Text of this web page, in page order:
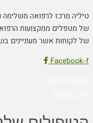
טיליה מרכז לרפואה משלימה
של מטפלים ממקצועות
של לקוחות אשר מעוניינים
Facebook-f